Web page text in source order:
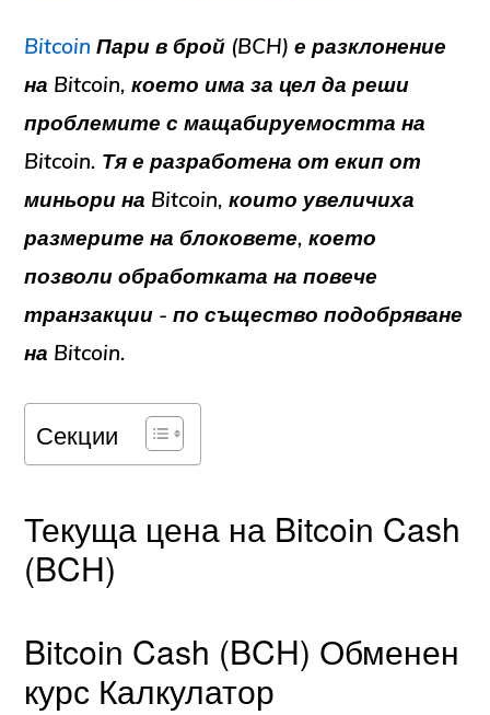
Bitcoin Пари в брой (BCH) е разклонение
на Bitcoin, което има за цел да реши
проблемите с мащабируемостта на
Bitcoin. Тя е разработена от екип от
миньори на Bitcoin, които увеличиха
размерите на блоковете, което
позволи обработката на повече
транзакции - по съществоподобряване
на Bitcoin.
Секции
Текуща цена на Bitcoin Cash
(BCH)
Bitcoin Cash (BCH) Обменен
курс Калкулатор